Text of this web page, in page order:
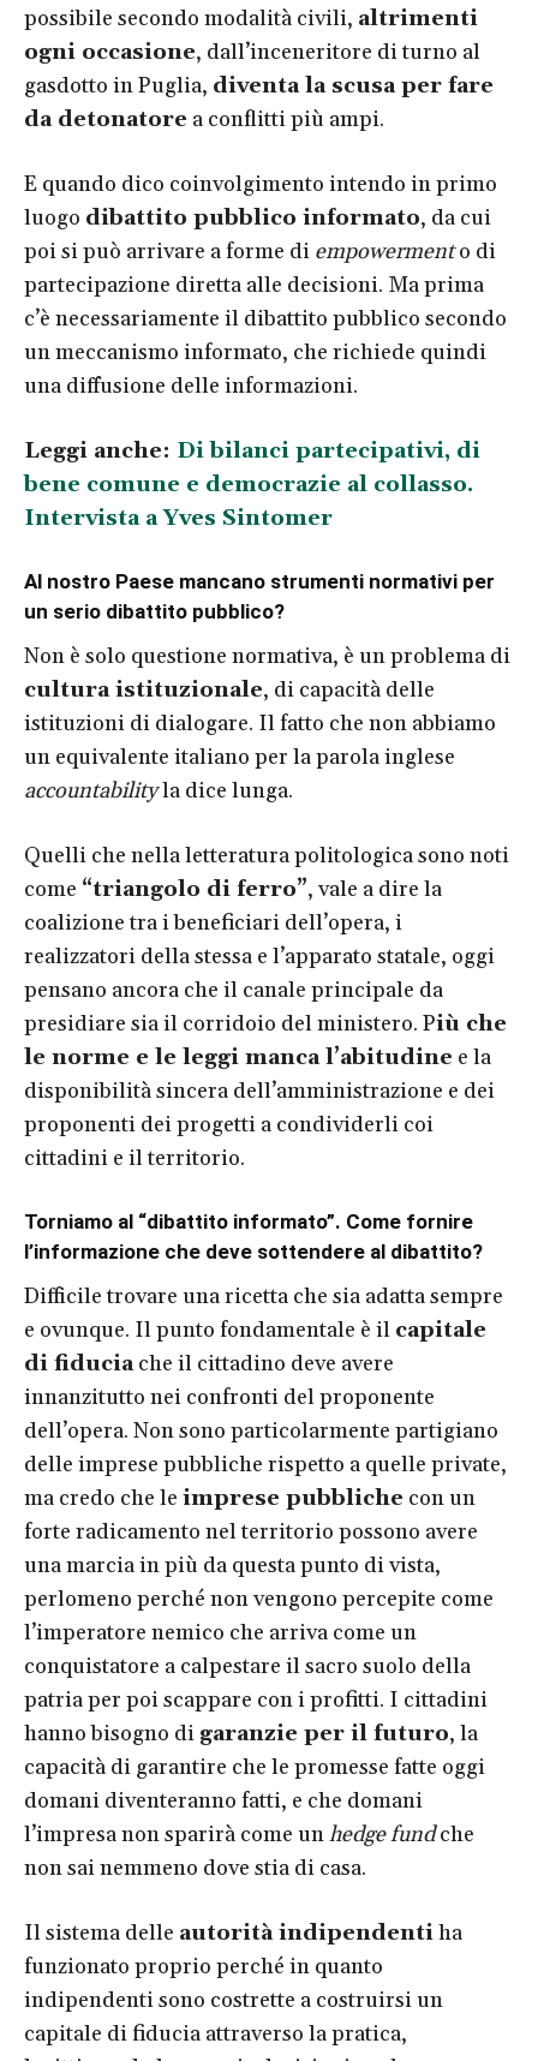
possibile secondo modalità civili, altrimenti
ogni occasione, dall’inceneritore di turno al
gasdotto in Puglia, diventa la scusa per fare
da detonatore a conflitti più ampi.
E quando dico coinvolgimento intendo in primo
luogo dibattito pubblico informato, da cui
poi si può arrivare a forme di empowermento di
partecipazione diretta alle decisioni. Ma prima
c’è necessariamente il dibattito pubblico secondo
un meccanismo informato, che richiede quindi
una diffusione delle informazioni.
Leggi anche: Di bilanci partecipativi, di
bene comune e democrazie al collasso.
Intervista a Yves Sintomer
Al nostro Paese mancano strumenti normativi per
un serio dibattito pubblico?
Non è solo questione normativa, è un problema di
cultura istituzionale, di capacità delle
istituzioni di dialogare. Il fatto che non abbiamo
un equivalente italiano per la parola inglese
accountabilityla dice lunga.
Quelli che nella letteratura politologica sono noti
come “triangolo di ferro”, vale a dire la
coalizione tra i beneficiari dell’opera, i
realizzatori della stessa e l’apparato statale, oggi
pensano ancora che il canale principale da
presidiare sia il corridoio del ministero. Più che
le norme e le leggi manca l’abitudine e la
disponibilità sincera dell’amministrazione e dei
proponenti dei progetti a condividerli coi
cittadini e il territorio.
Torniamo al “dibattito informato”. Come fornire
l’informazione che deve sottendere al dibattito?
Difficile trovare una ricetta che sia adatta sempre
e ovunque. Il punto fondamentale è il capitale
di fiduciache il cittadino deve avere
innanzitutto nei confronti del proponente
dell’opera. Non sono particolarmente partigiano
delle imprese pubbliche rispetto a quelle private,
ma credo che le imprese pubbliche con un
forte radicamento nel territorio possono avere
una marcia in più da questa punto di vista,
perlomeno perché non vengono percepite come
l’imperatore nemico che arriva come un
conquistatore a calpestare il sacro suolo della
patria per poi scappare con i profitti. I cittadini
hanno bisogno di garanzie per il futuro, la
capacità di garantire che le promesse fatte oggi
domani diventeranno fatti, e che domani
l’impresa non sparirà come unhedge fundche
non sai nemmeno dove stia di casa.
Il sistema delle autorità indipendentiha
funzionato proprio perché in quanto
indipendenti sono costrette a costruirsi un
capitale di fiducia attraverso la pratica,